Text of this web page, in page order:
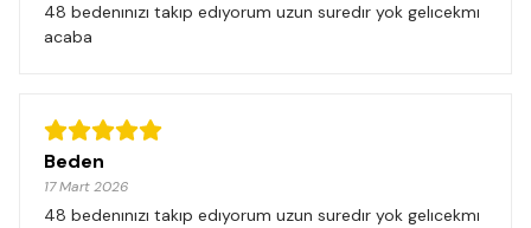
48 bedenınızı takıp edıyorum uzun suredır yok gelıcekmı
acaba
Beden
17 Mart 2026
48 bedenınızı takıp edıyorum uzun suredır yok gelıcekmı